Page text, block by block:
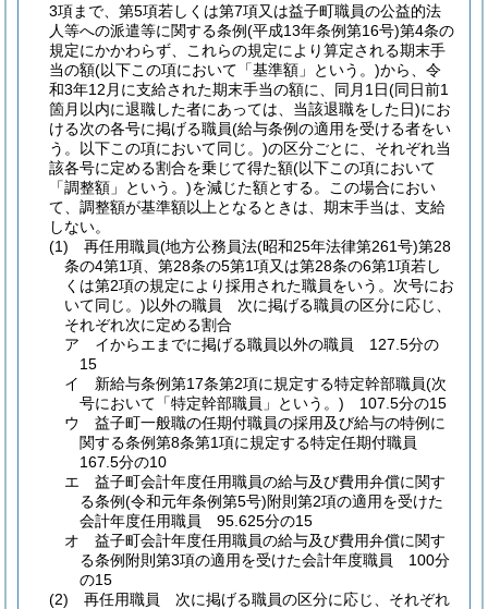
3項まで、第5項若しくは第7項又は益子町職員の公益的法
人等への派遣等に関する条例(平成13年条例第16号)第4条の
規定にかかわらず、これらの規定により算定される期末手
当の額(以下この項において「基準額」という。)から、令
和3年12月に支給された期末手当の額に、同月1日(同日前1
箇月以内に退職した者にあっては、当該退職をした日)にお
ける次の各号に掲げる職員(給与条例の適用を受ける者をい
う。以下この項において同じ。)の区分ごとに、それぞれ当
該各号に定める割合を乗じて得た額(以下この項において
「調整額」という。)を減じた額とする。
この場合におい
て、調整額が基準額以上となるときは、期末手当は、支給
しない。
(1)
再任用職員(地方公務員法(昭和25年法律第261号)第28
条の4第1項、第28条の5第1項又は第28条の6第1項若し
くは第2項の規定により採用された職員をいう。次号にお
いて同じ。)以外の職員 次に掲げる職員の区分に応じ、
それぞれ次に定める割合
ア
イからエまでに掲げる職員以外の職員 127.5分の
15
イ
新給与条例第17条第2項に規定する特定幹部職員(次
号において「特定幹部職員」という。) 107.5分の15
ウ
益子町一般職の任期付職員の採用及び給与の特例に
関する条例第8条第1項に規定する特定任期付職員
167.5分の10
エ
益子町会計年度任用職員の給与及び費用弁償に関す
る条例(令和元年条例第5号)附則第2項の適用を受けた
会計年度任用職員 95.625分の15
オ
益子町会計年度任用職員の給与及び費用弁償に関す
る条例附則第3項の適用を受けた会計年度職員 100分
の15
(2)
再任用職員 次に掲げる職員の区分に応じ、それぞれ